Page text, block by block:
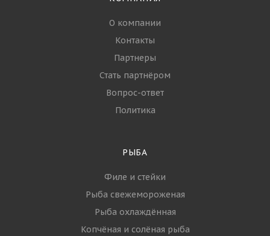
О компании
Контакты
Партнеры
Стать партнёром
Вопрос-ответ
Политика
РЫБА
Филе и стейки
Рыба свежемороженая
Рыба охлаждённая
Копчёная и солёная рыба